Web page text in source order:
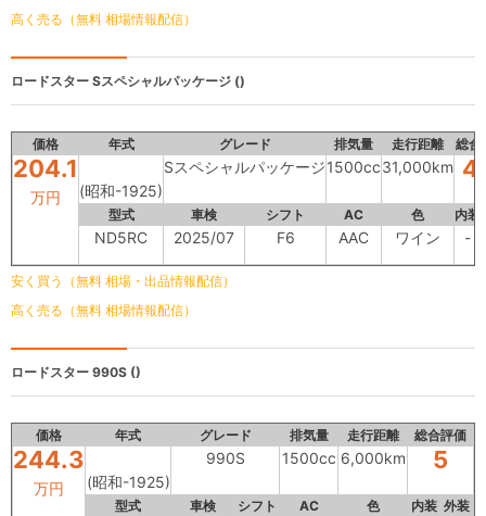
高く売る（無料 相場情報配信）
ロードスター Sスペシャルパッケージ ()
価格 年式 グレード 排気量 走行距離 総合
204.1
万円 (昭和-1925)
Sスペシャルパッケージ1500cc31,000km
型式 車検 シフト AC 色 内装
ND5RC 2025/07 F6 AAC ワイン -
安く買う（無料 相場・出品情報配信）
高く売る（無料 相場情報配信）
ロードスター 990S ()
価格 年式 グレード 排気量 走行距離 総合評価
244.3
万円 (昭和-1925)
990S 1500cc 6,000km 5
型式 車検 シフト AC 色 内装 外装